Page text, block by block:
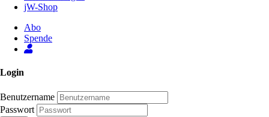
jW-Shop
Abo
Spende
Login
Benutzername
Passwort